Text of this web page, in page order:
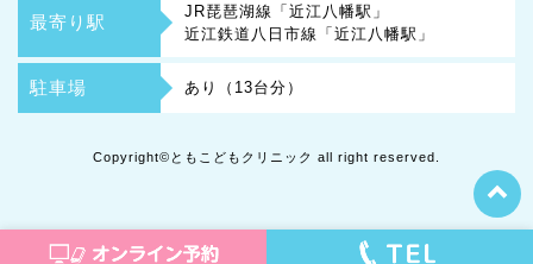
最寄り駅
JR琵琶湖線「近江八幡駅」
近江鉄道八日市線「近江八幡駅」
駐車場 あり（13台分）
Copyright©ともこどもクリニック all right reserved.